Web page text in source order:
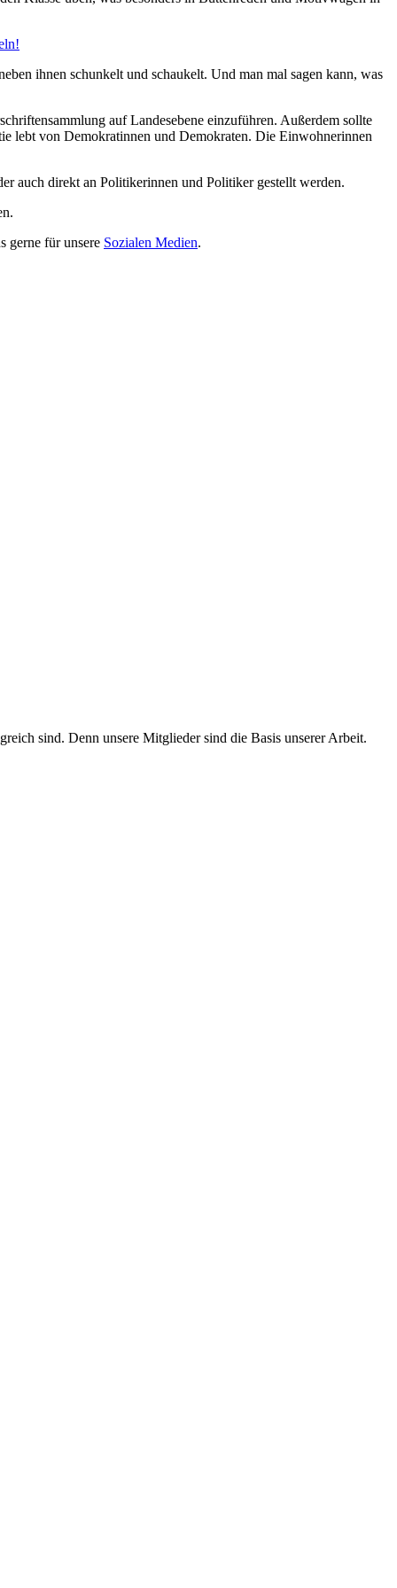
ihnen schunkelt und schaukelt. Und man mal sagen kann, was
auf Landesebene einzuführen. Außerdem sollte
lebt von Demokratinnen und Demokraten. Die Einwohnerinnen
auch direkt an Politikerinnen und Politiker gestellt werden.
gerne für unsere Sozialen Medien.
sind. Denn unsere Mitglieder sind die Basis unserer Arbeit.